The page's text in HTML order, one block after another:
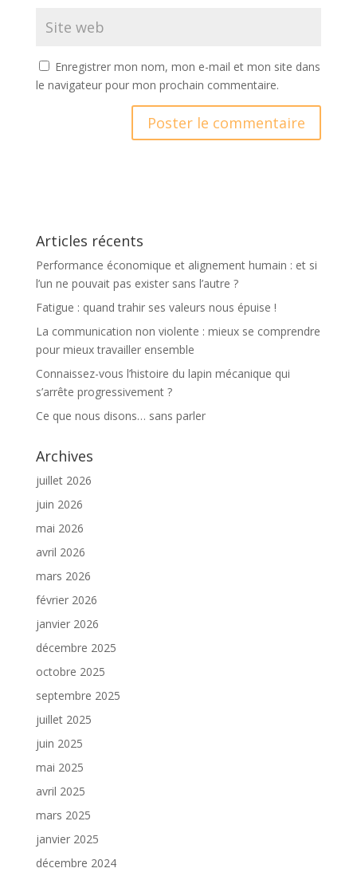
Enregistrer mon nom, mon e-mail et mon site dans
le navigateur pour mon prochain commentaire.
n
a
t
v
e
:
Articles récents
Performance économique et alignement humain : et si
l’un ne pouvait pas exister sans l’autre ?
Fatigue : quand trahir ses valeurs nous épuise !
La communication non violente : mieux se comprendre
pour mieux travailler ensemble
Connaissez-vous l’histoire du lapin mécanique qui
s’arrête progressivement ?
Ce que nous disons… sans parler
Archives
juillet 2026
juin 2026
mai 2026
avril 2026
mars 2026
février 2026
janvier 2026
décembre 2025
octobre 2025
septembre 2025
juillet 2025
juin 2025
mai 2025
avril 2025
mars 2025
janvier 2025
décembre 2024